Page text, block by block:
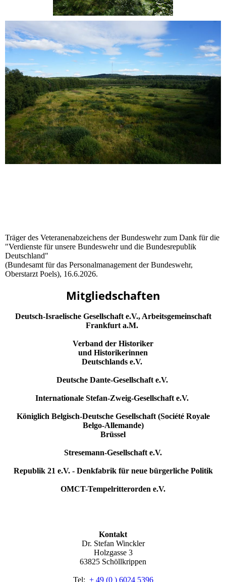
Träger des Veteranenabzeichens der Bundeswehr zum Dank für die
"Verdienste für unsere Bundeswehr und die Bundesrepublik
Deutschland"
(Bundesamt für das Personalmanagement der Bundeswehr,
Oberstarzt Poels), 16.6.2026.
Mitgliedschaften
Deutsch-Israelische Gesellschaft e.V., Arbeitsgemeinschaft
Frankfurt a.M.
Verband der Historiker
und Historikerinnen
Deutschlands e.V.
Deutsche Dante-Gesellschaft e.V.
Internationale Stefan-Zweig-Gesellschaft e.V.
Königlich Belgisch-Deutsche Gesellschaft (Société Royale
Belgo-Allemande)
Brüssel
Stresemann-Gesellschaft e.V.
Republik 21 e.V. - Denkfabrik für neue bürgerliche Politik
OMCT-Tempelritterorden e.V.
Kontakt
Dr. Stefan Winckler
Holzgasse 3
63825 Schöllkrippen
Tel: + 49 (0 ) 6024 5396